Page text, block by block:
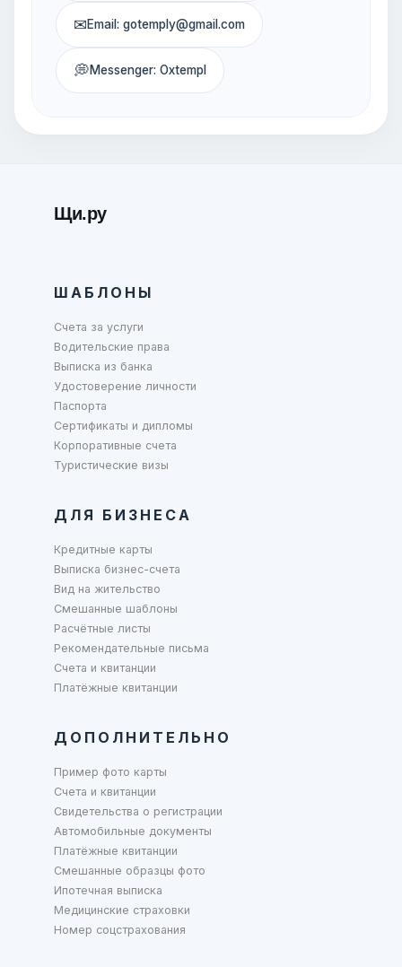
✉Email: gotemply@gmail.com
💭Messenger: Oxtempl
Щи.ру
ШАБЛОНЫ
Счета за услуги
Водительские права
Выписка из банка
Удостоверение личности
Паспорта
Сертификаты и дипломы
Корпоративные счета
Туристические визы
ДЛЯ БИЗНЕСА
Кредитные карты
Выписка бизнес-счета
Вид на жительство
Смешанные шаблоны
Расчётные листы
Рекомендательные письма
Счета и квитанции
Платёжные квитанции
ДОПОЛНИТЕЛЬНО
Пример фото карты
Счета и квитанции
Свидетельства о регистрации
Автомобильные документы
Платёжные квитанции
Смешанные образцы фото
Ипотечная выписка
Медицинские страховки
Номер соцстрахования